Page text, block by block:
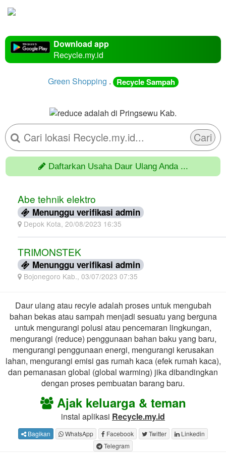
Download app
Recycle.my.id
Green Shopping . Recycle Sampah
Cari
Daftarkan Usaha Daur Ulang Anda ...
Abe tehnik elektro
Menunggu verifikasi admin
Depok Kota, 20/08/2023 16:35
TRIMONSTEK
Menunggu verifikasi admin
Bojonegoro Kab., 03/07/2023 07:35
Daur ulang atau recyle adalah proses untuk mengubah
bahan bekas atau sampah menjadi sesuatu yang berguna
untuk mengurangi polusi atau pencemaran lingkungan,
mengurangi (reduce) penggunaan bahan baku yang baru,
mengurangi penggunaan energi, mengurangi kerusakan
lahan, mengurangi emisi gas rumah kaca (efek rumah kaca),
dan pemanasan global (global warming) jika dibandingkan
dengan proses pembuatan barang baru.
Ajak keluarga & teman
instal aplikasi Recycle.my.id
Bagikan WhatsApp Facebook Twitter
Linkedin
Telegram